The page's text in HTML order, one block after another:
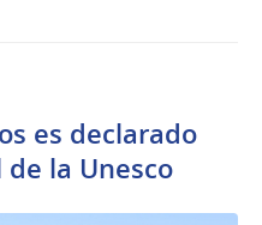
es declarado
la Unesco